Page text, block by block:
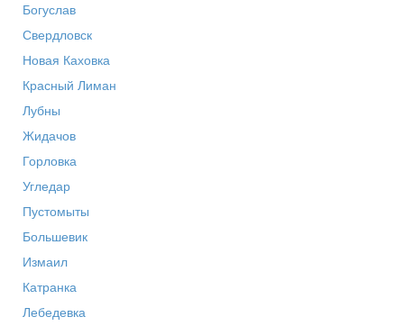
Богуслав
Свердловск
Новая Каховка
Красный Лиман
Лубны
Жидачов
Горловка
Угледар
Пустомыты
Большевик
Измаил
Катранка
Лебедевка